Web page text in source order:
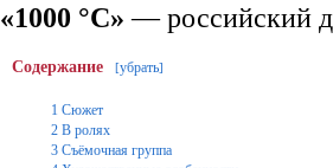
«1000 °C» — российский
Содержание [убрать]
1 Сюжет
2 В ролях
3 Съёмочная группа